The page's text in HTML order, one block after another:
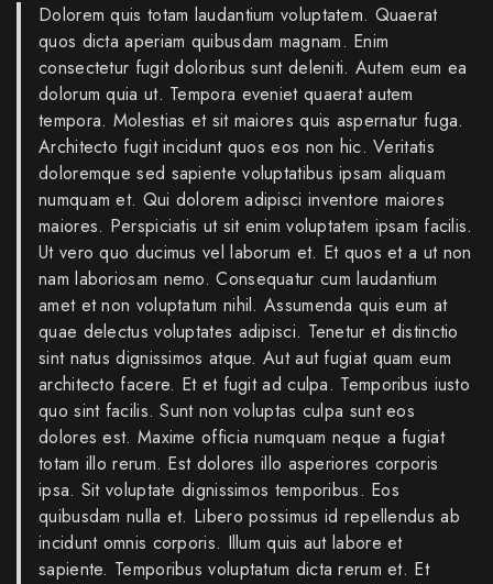
Dolorem quis totam laudantium voluptatem. Quaerat
quos dicta aperiam quibusdam magnam. Enim
consectetur fugit doloribus sunt deleniti. Autem eum ea
dolorum quia ut. Tempora eveniet quaerat autem
tempora. Molestias et sit maiores quis aspernatur fuga.
Architecto fugit incidunt quos eos non hic. Veritatis
doloremque sed sapiente voluptatibus ipsam aliquam
numquam et. Qui dolorem adipisci inventore maiores
maiores. Perspiciatis ut sit enim voluptatem ipsam facilis.
Ut vero quo ducimus vel laborum et. Et quos et a ut non
nam laboriosam nemo. Consequatur cum laudantium
amet et non voluptatum nihil. Assumenda quis eum at
quae delectus voluptates adipisci. Tenetur et distinctio
sint natus dignissimos atque. Aut aut fugiat quam eum
architecto facere. Et et fugit ad culpa. Temporibus iusto
quo sint facilis. Sunt non voluptas culpa sunt eos
dolores est. Maxime officia numquam neque a fugiat
totam illo rerum. Est dolores illo asperiores corporis
ipsa. Sit voluptate dignissimos temporibus. Eos
quibusdam nulla et. Libero possimus id repellendus ab
incidunt omnis corporis. Illum quis aut labore et
sapiente. Temporibus voluptatum dicta rerum et. Et